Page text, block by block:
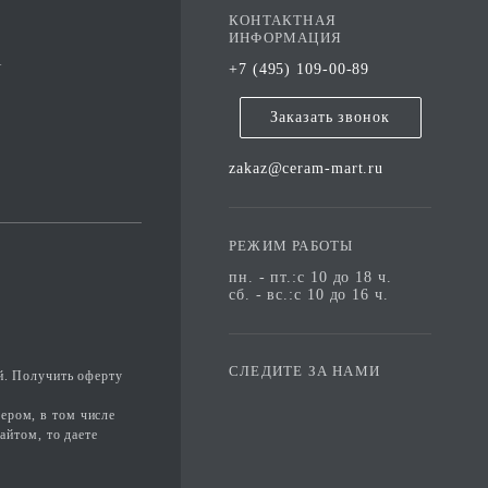
КОНТАКТНАЯ
ИНФОРМАЦИЯ
+7 (495) 109-00-89
Заказать звонок
zakaz@ceram-mart.ru
РЕЖИМ РАБОТЫ
пн. - пт.:с 10 до 18 ч.
сб. - вс.:с 10 до 16 ч.
СЛЕДИТЕ ЗА НАМИ
Получить оферту
в том числе
то даете